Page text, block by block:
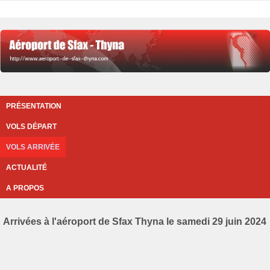
PRÉSENTATION
VOLS DÉPART
VOLS ARRIVÉE
ACTUALITÉ
A PROPOS
Arrivées à l'aéroport de Sfax Thyna le samedi 29 juin 2024